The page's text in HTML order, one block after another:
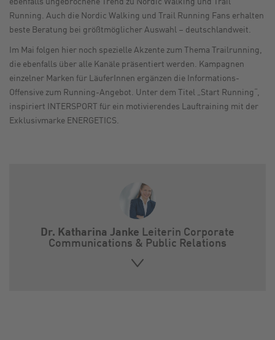
Running. Auch die Nordic Walking und Trail Running Fans erhalten
beste Beratung bei größtmöglicher Auswahl – deutschlandweit.
Im Mai folgen hier noch spezielle Akzente zum Thema Trailrunning,
die ebenfalls über alle Kanäle präsentiert werden. Kampagnen
einzelner Marken für LäuferInnen ergänzen die Informations-
Offensive zum Running-Angebot. Unter dem Titel „Start Running“,
inspiriert INTERSPORT für ein motivierendes Lauftraining mit der
Exklusivmarke ENERGETICS.
Dr. Katharina Janke Leiterin Corporate
Communications & Public Relations